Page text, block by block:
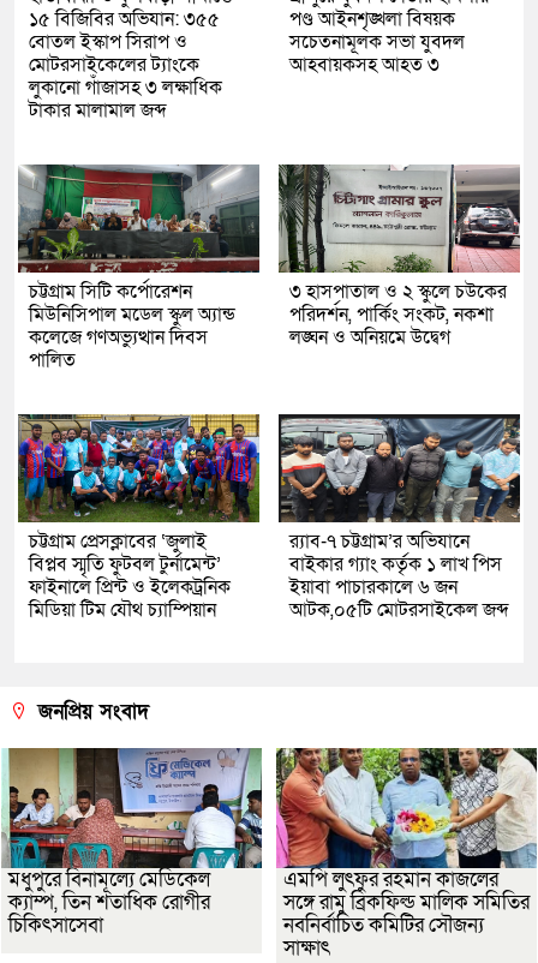
১৫ বিজিবির অভিযান: ৩৫৫
বোতল ইস্কাপ সিরাপ ও
মোটরসাইকেলের ট্যাংকে
লুকানো গাঁজাসহ ৩ লক্ষাধিক
টাকার মালামাল জব্দ
পণ্ড আইনশৃঙ্খলা বিষয়ক
সচেতনামূলক সভা যুবদল
আহবায়কসহ আহত ৩
চট্টগ্রাম সিটি কর্পোরেশন
মিউনিসিপাল মডেল স্কুল অ্যান্ড
কলেজে গণঅভ্যুত্থান দিবস
পালিত
৩ হাসপাতাল ও ২ স্কুলে চউকের
পরিদর্শন, পার্কিং সংকট, নকশা
লঙ্ঘন ও অনিয়মে উদ্বেগ
চট্টগ্রাম প্রেসক্লাবের ‘জুলাই
বিপ্লব স্মৃতি ফুটবল টুর্নামেন্ট’
ফাইনালে প্রিন্ট ও ইলেকট্রনিক
মিডিয়া টিম যৌথ চ্যাম্পিয়ান
র‌্যাব-৭ চট্টগ্রাম’র অভিযানে
বাইকার গ্যাং কর্তৃক ১ লাখ পিস
ইয়াবা পাচারকালে ৬ জন
আটক,০৫টি মোটরসাইকেল জব্দ
জনপ্রিয় সংবাদ
মধুপুরে বিনামূল্যে মেডিকেল
ক্যাম্প, তিন শতাধিক রোগীর
চিকিৎসাসেবা
এমপি লুৎফুর রহমান কাজলের
সঙ্গে রামু ব্রিকফিল্ড মালিক সমিতির
নবনির্বাচিত কমিটির সৌজন্য
সাক্ষাৎ